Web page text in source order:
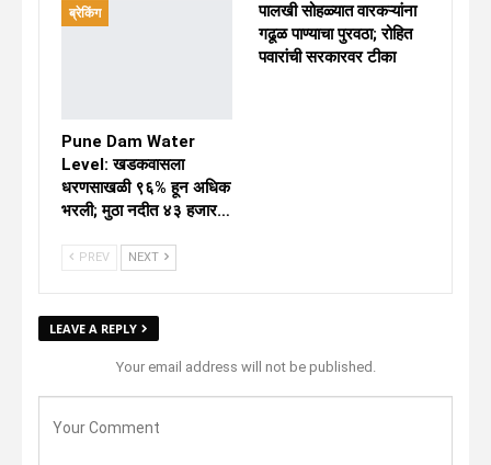
ब्रेकिंग
Pune Dam Water
Level: खडकवासला
धरणसाखळी ९६% हून अधिक
भरली; मुठा नदीत ४३ हजार…
पालखी सोहळ्यात वारकऱ्यांना
गढूळ पाण्याचा पुरवठा; रोहित
पवारांची सरकारवर टीका
PREV NEXT
LEAVE A REPLY
Your email address will not be published.